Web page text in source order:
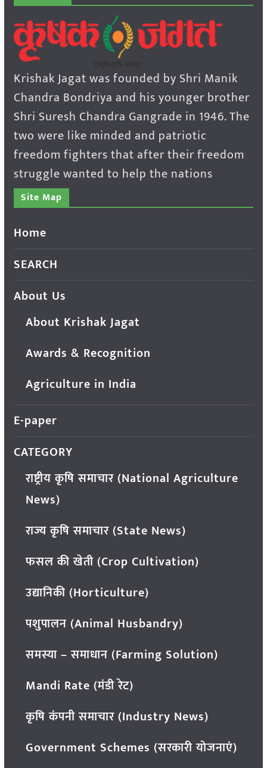
Krishak Jagat was founded by Shri Manik
Chandra Bondriya and his younger brother
Shri Suresh Chandra Gangrade in 1946. The
two were like minded and patriotic
freedom fighters that after their freedom
struggle wanted to help the nations
Site Map
Home
SEARCH
About Us
About Krishak Jagat
Awards & Recognition
Agriculture in India
E-paper
CATEGORY
राष्ट्रीय कृषि समाचार (National Agriculture
News)
राज्य कृषि समाचार (State News)
फसल की खेती (Crop Cultivation)
उद्यानिकी (Horticulture)
पशुपालन (Animal Husbandry)
समस्या – समाधान (Farming Solution)
Mandi Rate (मंडी रेट)
कृषि कंपनी समाचार (Industry News)
Government Schemes (सरकारी योजनाएं)